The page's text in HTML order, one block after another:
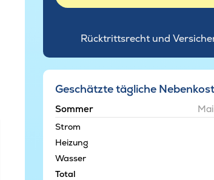
Rücktrittsrecht und
Geschätzte tägliche
Sommer
Strom
Heizung
Wasser
Total